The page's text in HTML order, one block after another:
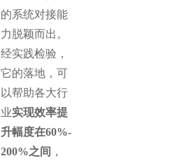
的系统对接能
力脱颖而出。
经实践检验，
它的落地，可
以帮助各大行
业实现效率提
升幅度在60%-
200%之间 ，